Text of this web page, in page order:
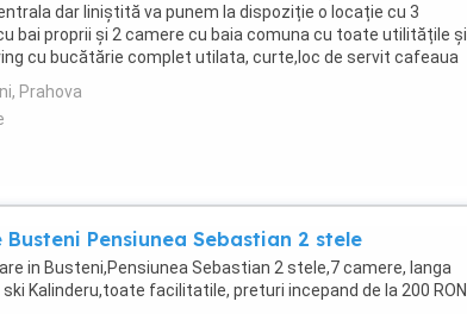
dar liniștită va punem la dispoziție o locație cu 3
bai proprii și 2 camere cu baia comuna cu toate utilitățile și
cu bucătărie complet utilata, curte,loc de servit cafeaua
...
Prahova
Busteni Pensiunea Sebastian 2 stele
in Busteni,Pensiunea Sebastian 2 stele,7 camere, langa
Kalinderu,toate facilitatile, preturi incepand de la 200 RON